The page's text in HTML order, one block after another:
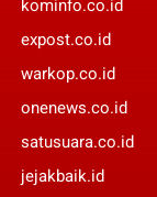
kominfo.co.id
expost.co.id
warkop.co.id
onenews.co.id
satusuara.co.id
jejakbaik.id